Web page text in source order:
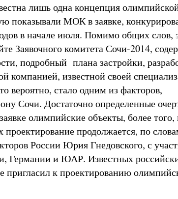
лишь одна концепция
показывали МОК в заявке,
в начале июля. Помимо общих слов,
Заявочного комитета Сочи-2014,
подробный плана застройки,
компанией, известной своей
вероятно, стало одним из факторов,
Сочи. Достаточно определенные
олимпийские объекты, более того,
проектирование продолжается, по
России Юрия Гнедовского, с
Германии и ЮАР. Известных
пригласил к проектированию